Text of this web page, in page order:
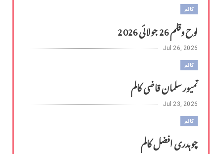
کالم
لوح وقلم 26 جولائی 2026
Jul 26, 2026
کالم
تمیور سلمان قاضی کالم
Jul 23, 2026
کالم
چوہدری افضل کالم